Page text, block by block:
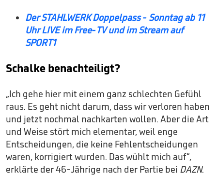
Der STAHLWERK Doppelpass - Sonntag ab 11
Uhr LIVE im Free-TV und im Stream auf
SPORT1
Schalke benachteiligt?
„Ich gehe hier mit einem ganz schlechten Gefühl
raus. Es geht nicht darum, dass wir verloren haben
und jetzt nochmal nachkarten wollen. Aber die Art
und Weise stört mich elementar, weil enge
Entscheidungen, die keine Fehlentscheidungen
waren, korrigiert wurden. Das wühlt mich auf“,
erklärte der 46-Jährige nach der Partie bei DAZN.